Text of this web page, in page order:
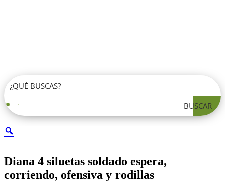
BUSCAR
Diana 4 siluetas soldado espera,
corriendo, ofensiva y rodillas